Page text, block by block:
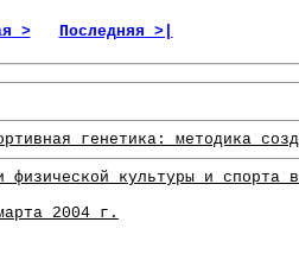
> Последняя >|
генетика: методика
физической культуры и спорта
2004 г.